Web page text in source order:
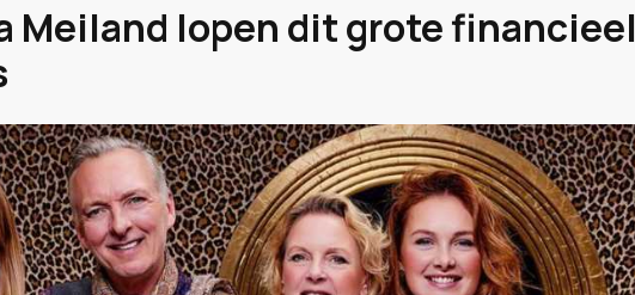
Meiland lopen dit grote financieel